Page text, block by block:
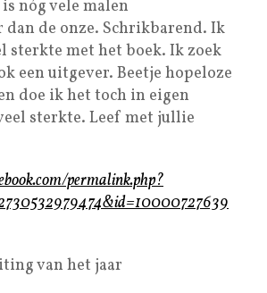
nóg vele malen
de onze. Schrikbarend. Ik
sterkte met het boek. Ik zoek
een uitgever. Beetje hopeloze
doe ik het toch in eigen
sterkte. Leef met jullie
permalink.php?
van het jaar